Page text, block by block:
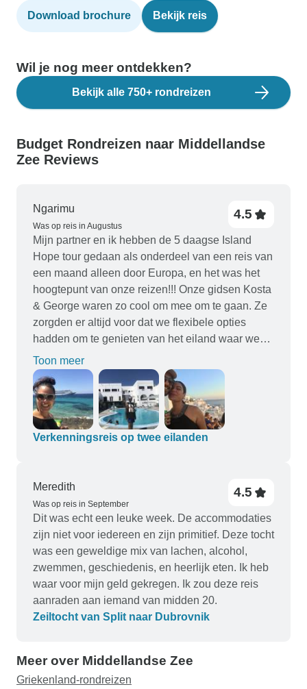
Download brochure Bekijk reis
Wil je nog meer ontdekken?
Bekijk alle 750+ rondreizen
Budget Rondreizen naar Middellandse
Zee Reviews
Ngarimu
Was op reis in Augustus
4.5
Mijn partner en ik hebben de 5 daagse Island
Hope tour gedaan als onderdeel van een reis van
een maand alleen door Europa, en het was het
hoogtepunt van onze reizen!!! Onze gidsen Kosta
& George waren zo cool om mee om te gaan. Ze
zorgden er altijd voor dat we flexibele opties
hadden om te genieten van het eiland waar we
waren. Het beste waren de mensen die we
ontmoetten. Gelijkgestemde, volwassen,
plezierige en avontuurlijke zielen, waar we
meteen een band mee kregen. Allemaal hartelijk
dank voor de tijd van ons leven! Wij zullen zeker
nog meer rondreizen met Traveltalk doen! Het is
geld. Informeer wel ruim van tevoren naar de
plaatselijke betaling, zodat u het extra geld bij u
heeft (contant betaald in GBP)
Toon meer
Verkenningsreis op twee eilanden
Meredith
Was op reis in September
4.5
Dit was echt een leuke week. De accommodaties
zijn niet voor iedereen en zijn primitief. Deze tocht
was een geweldige mix van lachen, alcohol,
zwemmen, geschiedenis, en heerlijk eten. Ik heb
waar voor mijn geld gekregen. Ik zou deze reis
aanraden aan iemand van midden 20.
Zeiltocht van Split naar Dubrovnik
Meer over Middellandse Zee
Griekenland-rondreizen